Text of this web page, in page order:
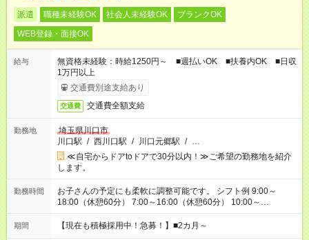
派遣 職種未経験OK 社会人未経験OK
ブランクOK
WEB登録・面接OK
給与
無資格未経験：時給1250円～ ■週払いOK ■扶養内OK ■日収
1万円以上
交通費別途支給あり
交通費 交通費全額支給
勤務地
埼玉県川口市
川口駅 / 西川口駅 / 川口元郷駅 / …
≪自宅からドアtoドアで30分以内！≫ご希望の勤務地を紹介
します。
勤務時間
お子さんの予定にも柔軟に調整可能です。 シフト例 9:00～
18:00（休憩60分） 7:00～16:00（休憩60分） 10:00～
19:00（休憩60分） ※Wワーク希望の方へ 今ご覧のお仕事で希
望する勤務時間と、もう1つのお仕事の勤務時間の合計が 週40
期間 【現在も積極採用中！急募！】■2カ月～